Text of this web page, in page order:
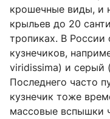
крошечные виды, и
крыльев до 20
тропиках. В России
кузнечиков,
viridissima) и серый
Последнего часто
кузнечик тоже
массовые вспышки